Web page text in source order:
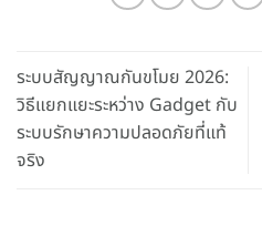
ระบบสัญญาณกันขโมย 2026:
วิธีแยกแยะระหว่าง Gadget กับ
ระบบรักษาความปลอดภัยที่แท้
จริง